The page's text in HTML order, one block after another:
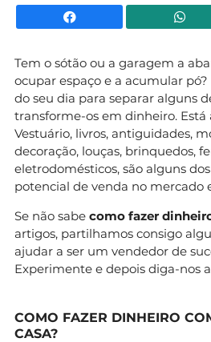
Facebook
Tem o sótão ou a garagem a
ocupar espaço e a acumular
do seu dia para separar alguns
transforme-os em dinheiro. Está
Vestuário, livros, antiguidades,
decoração, louças, brinquedos,
eletrodomésticos, são alguns
potencial de venda no mercado
Se não sabe como fazer
artigos, partilhamos consigo
ajudar a ser um vendedor de
Experimente e depois diga-nos
COMO FAZER DINHEIRO
CASA?